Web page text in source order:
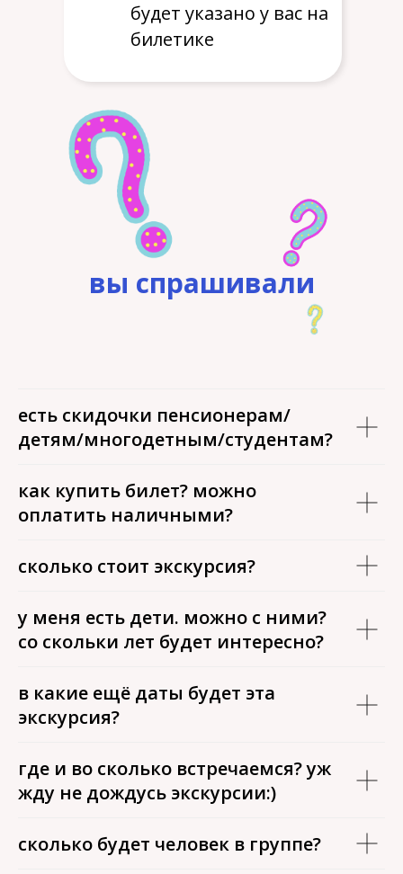
будет указано у вас на
билетике
вы спрашивали
есть скидочки пенсионерам/
детям/многодетным/студентам?
как купить билет? можно
оплатить наличными?
сколько стоит экскурсия?
у меня есть дети. можно с ними?
со скольки лет будет интересно?
в какие ещё даты будет эта
экскурсия?
где и во сколько встречаемся? уж
жду не дождусь экскурсии:)
сколько будет человек в группе?